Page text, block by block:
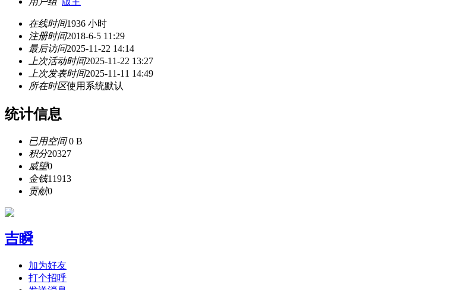
在线时间1936 小时
注册时间2018-6-5 11:29
最后访问2025-11-22 14:14
上次活动时间2025-11-22 13:27
上次发表时间2025-11-11 14:49
所在时区使用系统默认
统计信息
已用空间0 B
积分20327
威望0
金钱11913
贡献0
吉瞬
加为好友
打个招呼